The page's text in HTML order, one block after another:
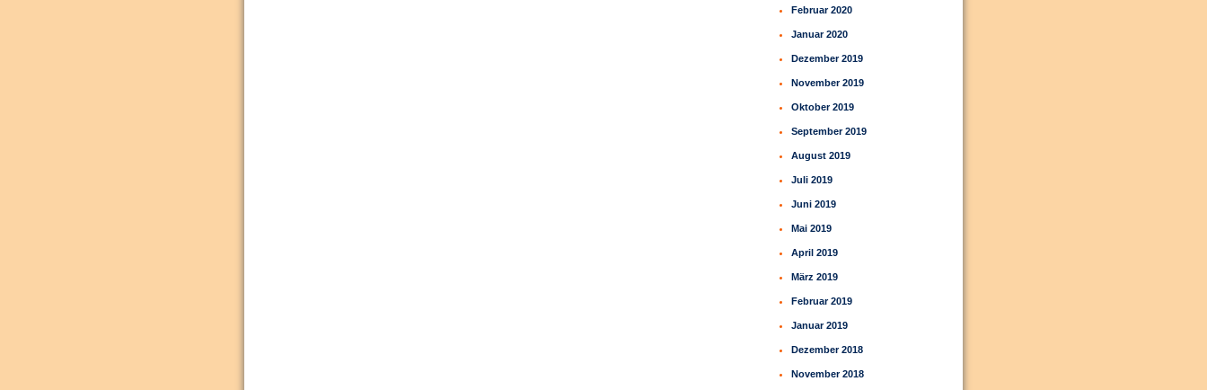
Februar 2020
Januar 2020
Dezember 2019
November 2019
Oktober 2019
September 2019
August 2019
Juli 2019
Juni 2019
Mai 2019
April 2019
März 2019
Februar 2019
Januar 2019
Dezember 2018
November 2018